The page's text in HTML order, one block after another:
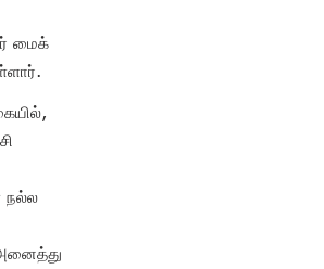
மைக்
நல்ல